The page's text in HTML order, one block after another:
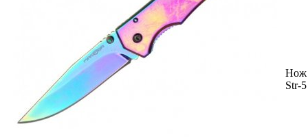
Нож
Str-5